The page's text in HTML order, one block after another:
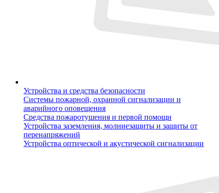
Устройства и средства безопасности
Системы пожарной, охранной сигнализации и
аварийного оповещения
Средства пожаротушения и первой помощи
Устройства заземления, молниезащиты и защиты от
перенапряжений
Устройства оптической и акустической сигнализации